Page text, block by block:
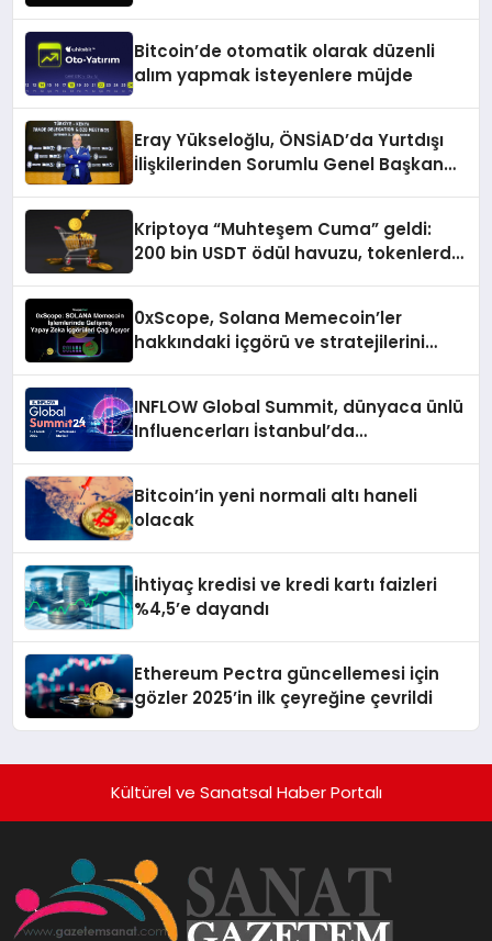
Bitcoin’de otomatik olarak düzenli
alım yapmak isteyenlere müjde
Eray Yükseloğlu, ÖNSİAD’da Yurtdışı
İlişkilerinden Sorumlu Genel Başkan
Kriptoya “Muhteşem Cuma” geldi:
200 bin USDT ödül havuzu, tokenlerde
0xScope, Solana Memecoin’ler
hakkındaki içgörü ve stratejilerini
INFLOW Global Summit, dünyaca ünlü
Influencerları İstanbul’da
Bitcoin’in yeni normali altı haneli
olacak
İhtiyaç kredisi ve kredi kartı faizleri
%4,5’e dayandı
Ethereum Pectra güncellemesi için
gözler 2025’in ilk çeyreğine çevrildi
Kültürel ve Sanatsal Haber Portalı